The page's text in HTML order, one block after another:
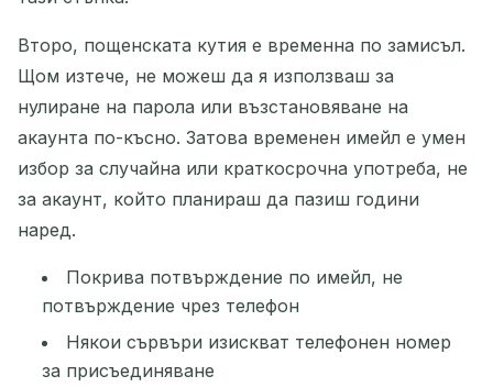
Второ, пощенската кутия е временна по замисъл.
Щом изтече, не можеш да я използваш за
нулиране на парола или възстановяване на
акаунта по-късно. Затова временен имейл е умен
избор за случайна или краткосрочна употреба, не
за акаунт, който планираш да пазиш години
наред.
Покрива потвърждение по имейл, не
потвърждение чрез телефон
Някои сървъри изискват телефонен номер
за присъединяване